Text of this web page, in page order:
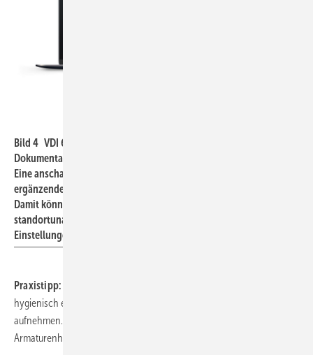
Bild 4 VDI 6023 Blatt 1 stellt die zentrale Bedeutung von
Dokumentationen für sichere Trinkwasser-Installationen heraus.
Eine anschauliche Darstellung erhält man mit Smart.SWS, dem
ergänzenden Online-Service für Wassermanagement-Systems SWS.
Damit können Gebäudebetreiber und Facility-Manager
standortunabhängig Analysedaten online abrufen und
Einstellungen vornehmen.
Praxistipp:
hygienisch einwandfreien Oberflächen ins Leistungsverzeichnis
aufnehmen. Schell prüft trocken – und gehört damit unter den
Armaturenherstellern zu den Pionieren auf diesem Gebiet.